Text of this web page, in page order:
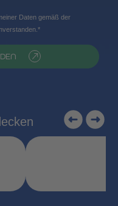
Daten gemäß der